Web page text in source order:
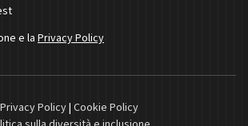
e la Privacy Policy
Privacy Policy| Cookie Policy